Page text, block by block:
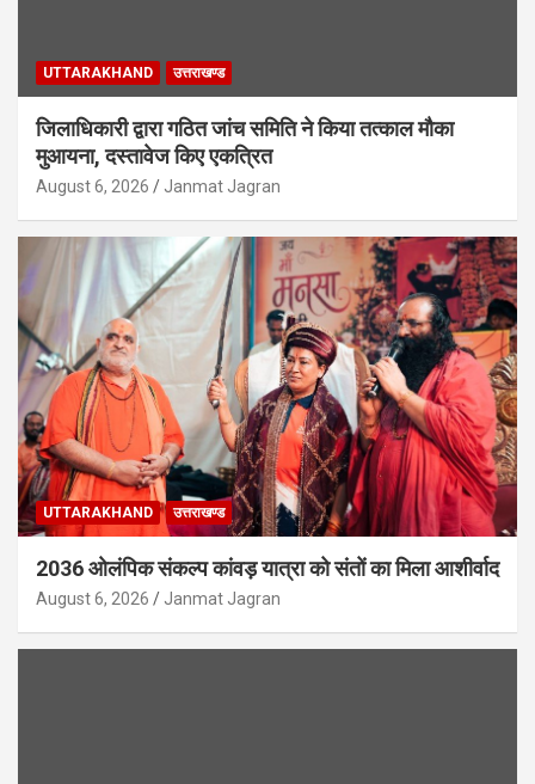
UTTARAKHAND उत्तराखण्ड
जिलाधिकारी द्वारा गठित जांच समिति ने किया तत्काल मौका
मुआयना, दस्तावेज किए एकत्रित
August 6, 2026 Janmat Jagran
UTTARAKHAND उत्तराखण्ड
2036 ओलंपिक संकल्प कांवड़ यात्रा को संतों का मिला आशीर्वाद
August 6, 2026 Janmat Jagran